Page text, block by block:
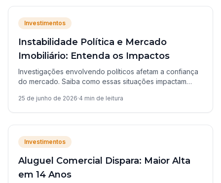
Investimentos
Instabilidade Política e Mercado
Imobiliário: Entenda os Impactos
Investigações envolvendo políticos afetam a confiança
do mercado. Saiba como essas situações impactam
25 de junho de 2026·4 min de leitura
Investimentos
Aluguel Comercial Dispara: Maior Alta
em 14 Anos